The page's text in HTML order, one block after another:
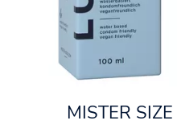
MISTER